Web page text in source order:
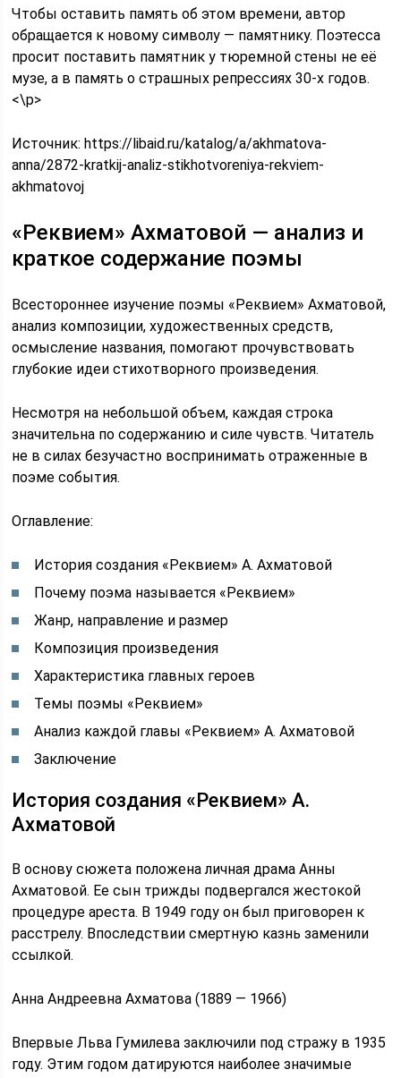
Чтобы оставить память об этом времени, автор
обращается к новому символу — памятнику. Поэтесса
просит поставить памятник у тюремной стены не её
музе, а в память о страшных репрессиях 30-х годов.
<\p>
Источник: https://libaid.ru/katalog/a/akhmatova-
anna/2872-kratkij-analiz-stikhotvoreniya-rekviem-
akhmatovoj
«Реквием» Ахматовой — анализ и
краткое содержание поэмы
Всестороннее изучение поэмы «Реквием» Ахматовой,
анализ композиции, художественных средств,
осмысление названия, помогают прочувствовать
глубокие идеи стихотворного произведения.
Несмотря на небольшой объем, каждая строка
значительна по содержанию и силе чувств. Читатель
не в силах безучастно воспринимать отраженные в
поэме события.
Оглавление:
История создания «Реквием» А. Ахматовой
Почему поэма называется «Реквием»
Жанр, направление и размер
Композиция произведения
Характеристика главных героев
Темы поэмы «Реквием»
Анализ каждой главы «Реквием» А. Ахматовой
Заключение
История создания «Реквием» А.
Ахматовой
В основу сюжета положена личная драма Анны
Ахматовой. Ее сын трижды подвергался жестокой
процедуре ареста. В 1949 году он был приговорен к
расстрелу. Впоследствии смертную казнь заменили
ссылкой.
Анна Андреевна Ахматова (1889 — 1966)
Впервые Льва Гумилева заключили под стражу в 1935
году. Этим годом датируются наиболее значимые